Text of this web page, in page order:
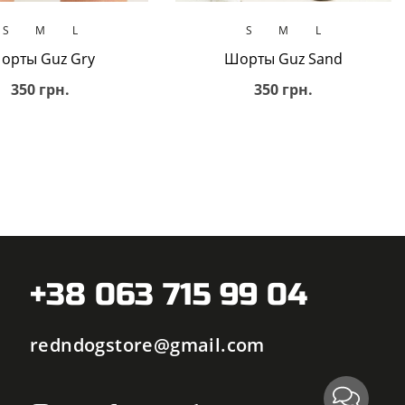
S M L
Guz Gry
350 грн.
S M L
Шорты Guz Sand
350 грн.
+38 063 715 99 04
redndogstore@gmail.com